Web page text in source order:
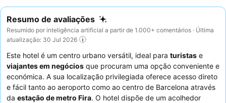
Resumo de avaliações
Resumido por inteligência artificial a partir de 1.000+ comentários · Última
atualização: 30 Jul 2026
Este hotel é um centro urbano versátil, ideal para turistas e
viajantes em negócios que procuram uma opção conveniente e
económica. A sua localização privilegiada oferece acesso direto
e fácil tanto ao aeroporto como ao centro de Barcelona através
da estação de metro Fira. O hotel dispõe de um acolhedor